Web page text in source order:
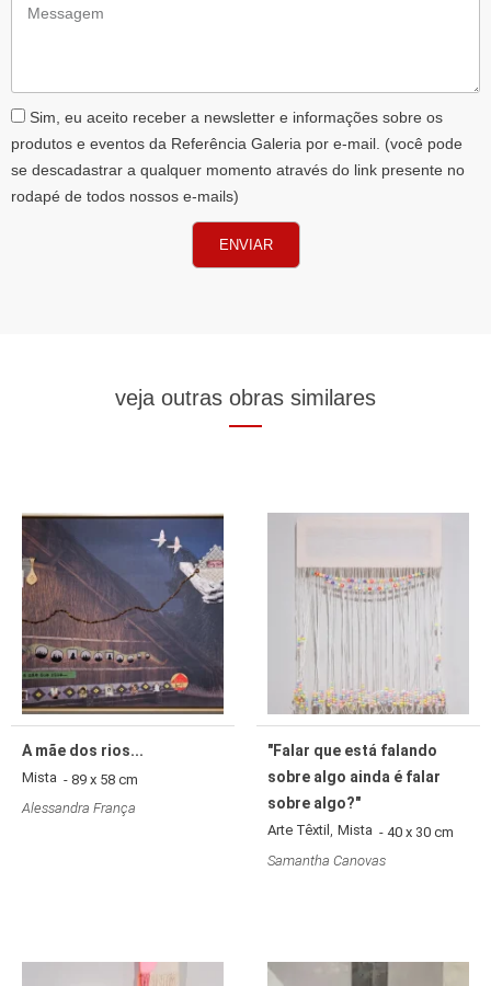
Messagem
AceiteLGPD
Sim, eu aceito receber a newsletter e informações sobre os
produtos e eventos da Referência Galeria por e-mail. (você pode
se descadastrar a qualquer momento através do link presente no
rodapé de todos nossos e-mails)
ENVIAR
veja outras obras similares
A mãe dos rios...
Mista - 89 x 58 cm
Alessandra França
"Falar que está falando
sobre algo ainda é falar
sobre algo?"
Arte Têxtil, Mista - 40 x 30 cm
Samantha Canovas